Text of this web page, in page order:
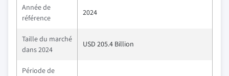
Année de
référence
2024
Taille du marché
dans 2024
USD 205.4 Billion
Période de